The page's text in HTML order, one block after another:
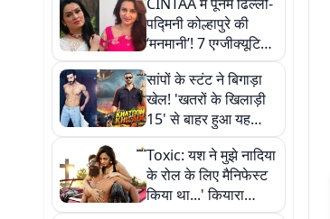
पद्मिनी कोल्हापुरे की
‘मनमानी’! 7 एग्जीक्यूटिव
कमेटी सदस्यों ने दिया
इस्तीफा
सांपों के स्टंट ने बिगाड़ा
खेल! 'खतरों के खिलाड़ी
15' से बाहर हुआ यह
स्ट्रांग कंटेस्टेंट, सोशल
मीडिया पर मचा बवाल
Toxic: यश ने मुझे नादिया
के रोल के लिए मैनिफेस्ट
किया था...' कियारा
आडवाणी ने शूटिंग सेट को